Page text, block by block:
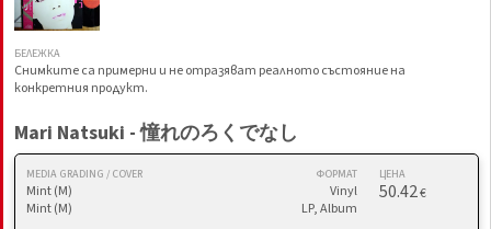
БЕЛЕЖКА
Снимките са примерни и не отразяват реалното състояние на
конкретния продукт.
Mari Natsuki - 憧れのろくでなし
MEDIA GRADING / COVER
Mint (M)
Mint (M)
ФОРМАТ
Vinyl
LP, Album
ЦЕНА
50.42€